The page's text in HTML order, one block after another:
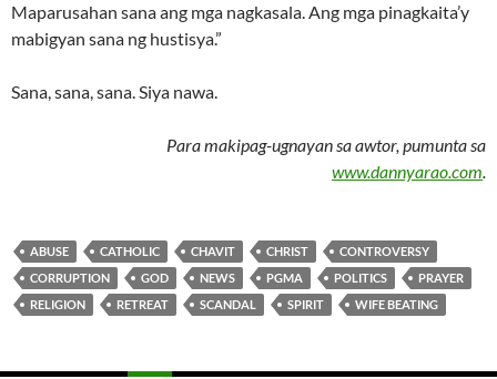
Maparusahan sana ang mga nagkasala. Ang mga pinagkaita’y
mabigyan sana ng hustisya.”
Sana, sana, sana. Siya nawa.
Para makipag-ugnayan sa awtor, pumunta sa
www.dannyarao.com.
ABUSE CATHOLIC CHAVIT CHRIST
CONTROVERSY
CORRUPTION
GOD NEWS PGMA POLITICS
PRAYER
RELIGION
RETREAT SCANDAL SPIRIT WIFE BEATING